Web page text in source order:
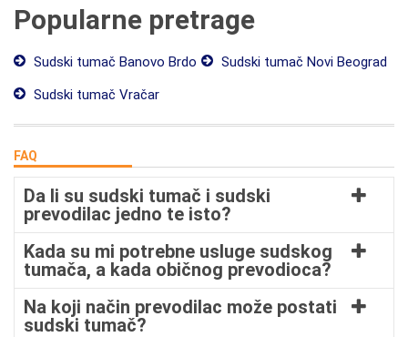
Popularne pretrage
Sudski tumač Banovo Brdo
Sudski tumač Novi Beograd
Sudski tumač Vračar
FAQ
Da li su sudski tumač i sudski
prevodilac jedno te isto?
Kada su mi potrebne usluge sudskog
tumača, a kada običnog prevodioca?
Na koji način prevodilac može postati
sudski tumač?